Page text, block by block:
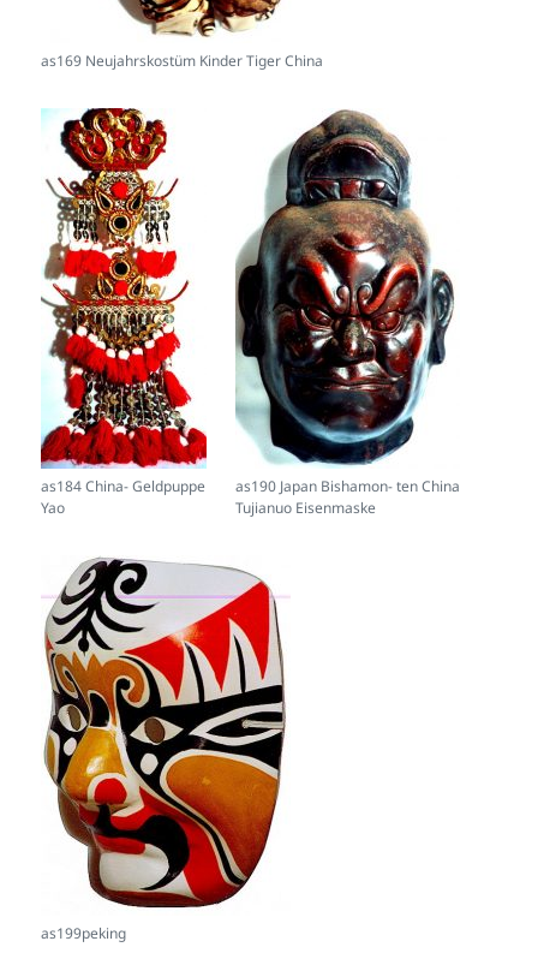
as169 Neujahrskostüm Kinder Tiger China
as184 China- Geldpuppe
Yao
as190 Japan Bishamon- ten China
Tujianuo Eisenmaske
as199peking